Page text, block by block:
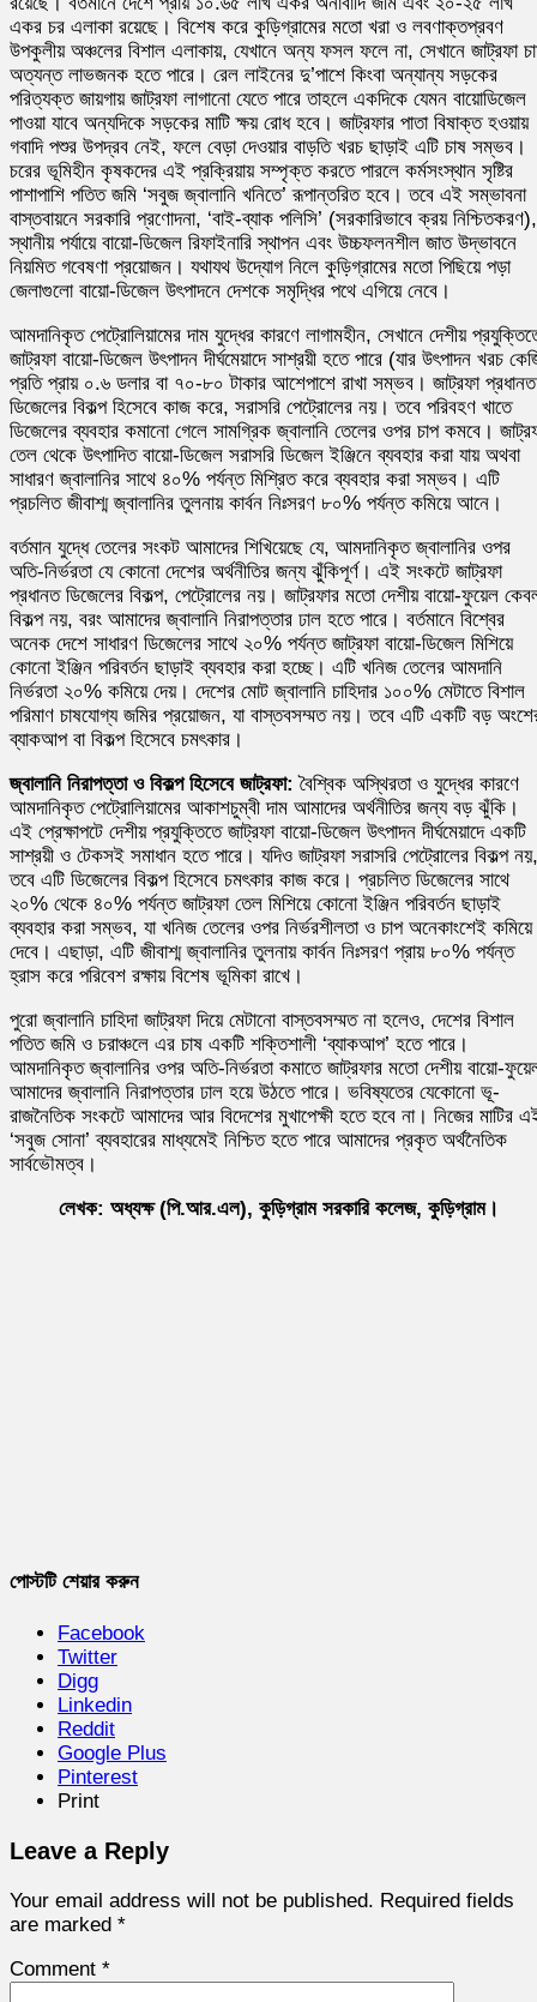
একর চর এলাকা রয়েছে। বিশেষ করে কুড়িগ্রামের মতো খরা ও লবণাক্তপ্রবণ
উপকুলীয় অঞ্চলের বিশাল এলাকায়, যেখানে অন্য ফসল ফলে না, সেখানে জাট্রফা
অত্যন্ত লাভজনক হতে পারে। রেল লাইনের দু’পাশে কিংবা অন্যান্য সড়কের
পরিত্যক্ত জায়গায় জাট্রফা লাগানো যেতে পারে তাহলে একদিকে যেমন বায়োডিজেল
পাওয়া যাবে অন্যদিকে সড়কের মাটি ক্ষয় রোধ হবে। জাট্রফার পাতা বিষাক্ত হওয়ায়
গবাদি পশুর উপদ্রব নেই, ফলে বেড়া দেওয়ার বাড়তি খরচ ছাড়াই এটি চাষ সম্ভব।
চরের ভূমিহীন কৃষকদের এই প্রক্রিয়ায় সম্পৃক্ত করতে পারলে কর্মসংস্থান সৃষ্টির
পাশাপাশি পতিত জমি ‘সবুজ জ্বালানি খনিতে’ রূপান্তরিত হবে। তবে এই সম্ভাবনা
বাস্তবায়নে সরকারি প্রণোদনা, ‘বাই-ব্যাক পলিসি’ (সরকারিভাবে ক্রয় নিশ্চিতকরণ),
স্থানীয় পর্যায়ে বায়ো-ডিজেল রিফাইনারি স্থাপন এবং উচ্চফলনশীল জাত উদ্ভাবনে
নিয়মিত গবেষণা প্রয়োজন। যথাযথ উদ্যোগ নিলে কুড়িগ্রামের মতো পিছিয়ে পড়া
জেলাগুলো বায়ো-ডিজেল উৎপাদনে দেশকে সমৃদ্ধির পথে এগিয়ে নেবে।
আমদানিকৃত পেট্রোলিয়ামের দাম যুদ্ধের কারণে লাগামহীন, সেখানে দেশীয়
জাট্রফা বায়ো-ডিজেল উৎপাদন দীর্ঘমেয়াদে সাশ্রয়ী হতে পারে (যার উৎপাদন খরচ
প্রতি প্রায় ০.৬ ডলার বা ৭০-৮০ টাকার আশেপাশে রাখা সম্ভব। জাট্রফা প্রধানত
ডিজেলের বিকল্প হিসেবে কাজ করে, সরাসরি পেট্রোলের নয়। তবে পরিবহণ খাতে
ডিজেলের ব্যবহার কমানো গেলে সামগ্রিক জ্বালানি তেলের ওপর চাপ কমবে।
তেল থেকে উৎপাদিত বায়ো-ডিজেল সরাসরি ডিজেল ইঞ্জিনে ব্যবহার করা যায় অথবা
সাধারণ জ্বালানির সাথে ৪০% পর্যন্ত মিশ্রিত করে ব্যবহার করা সম্ভব। এটি
প্রচলিত জীবাশ্ম জ্বালানির তুলনায় কার্বন নিঃসরণ ৮০% পর্যন্ত কমিয়ে আনে।
বর্তমান যুদ্ধে তেলের সংকট আমাদের শিখিয়েছে যে, আমদানিকৃত জ্বালানির ওপর
অতি-নির্ভরতা যে কোনো দেশের অর্থনীতির জন্য ঝুঁকিপূর্ণ। এই সংকটে জাট্রফা
প্রধানত ডিজেলের বিকল্প, পেট্রোলের নয়। জাট্রফার মতো দেশীয় বায়ো-ফুয়েল
বিকল্প নয়, বরং আমাদের জ্বালানি নিরাপত্তার ঢাল হতে পারে। বর্তমানে বিশ্বের
অনেক দেশে সাধারণ ডিজেলের সাথে ২০% পর্যন্ত জাট্রফা বায়ো-ডিজেল মিশিয়ে
কোনো ইঞ্জিন পরিবর্তন ছাড়াই ব্যবহার করা হচ্ছে। এটি খনিজ তেলের আমদানি
নির্ভরতা ২০% কমিয়ে দেয়। দেশের মোট জ্বালানি চাহিদার ১০০% মেটাতে বিশাল
পরিমাণ চাষযোগ্য জমির প্রয়োজন, যা বাস্তবসম্মত নয়। তবে এটি একটি বড়
ব্যাকআপ বা বিকল্প হিসেবে চমৎকার।
জ্বালানি নিরাপত্তা ও বিকল্প হিসেবে জাট্রফা:বৈশ্বিক অস্থিরতা ও যুদ্ধের কারণে
আমদানিকৃত পেট্রোলিয়ামের আকাশচুম্বী দাম আমাদের অর্থনীতির জন্য বড় ঝুঁকি।
এই প্রেক্ষাপটে দেশীয় প্রযুক্তিতে জাট্রফা বায়ো-ডিজেল উৎপাদন দীর্ঘমেয়াদে একটি
সাশ্রয়ী ও টেকসই সমাধান হতে পারে। যদিও জাট্রফা সরাসরি পেট্রোলের বিকল্প নয়,
তবে এটি ডিজেলের বিকল্প হিসেবে চমৎকার কাজ করে। প্রচলিত ডিজেলের সাথে
২০% থেকে ৪০% পর্যন্ত জাট্রফা তেল মিশিয়ে কোনো ইঞ্জিন পরিবর্তন ছাড়াই
ব্যবহার করা সম্ভব, যা খনিজ তেলের ওপর নির্ভরশীলতা ও চাপ অনেকাংশেই কমিয়ে
দেবে। এছাড়া, এটি জীবাশ্ম জ্বালানির তুলনায় কার্বন নিঃসরণ প্রায় ৮০% পর্যন্ত
হ্রাস করে পরিবেশ রক্ষায় বিশেষ ভূমিকা রাখে।
পুরো জ্বালানি চাহিদা জাট্রফা দিয়ে মেটানো বাস্তবসম্মত না হলেও, দেশের বিশাল
পতিত জমি ও চরাঞ্চলে এর চাষ একটি শক্তিশালী ‘ব্যাকআপ’ হতে পারে।
আমদানিকৃত জ্বালানির ওপর অতি-নির্ভরতা কমাতে জাট্রফার মতো দেশীয় বায়ো-
আমাদের জ্বালানি নিরাপত্তার ঢাল হয়ে উঠতে পারে। ভবিষ্যতের যেকোনো ভূ-
রাজনৈতিক সংকটে আমাদের আর বিদেশের মুখাপেক্ষী হতে হবে না। নিজের মাটির
‘সবুজ সোনা’ ব্যবহারের মাধ্যমেই নিশ্চিত হতে পারে আমাদের প্রকৃত অর্থনৈতিক
সার্বভৌমত্ব।
লেখক: অধ্যক্ষ (পি.আর.এল), কুড়িগ্রাম সরকারি কলেজ, কুড়িগ্রাম।
পোস্টটি শেয়ার করুন
Facebook
Twitter
Digg
Linkedin
Reddit
Google Plus
Pinterest
Print
Leave a Reply
Your email address will not be published. Required fields
are marked *
Comment *